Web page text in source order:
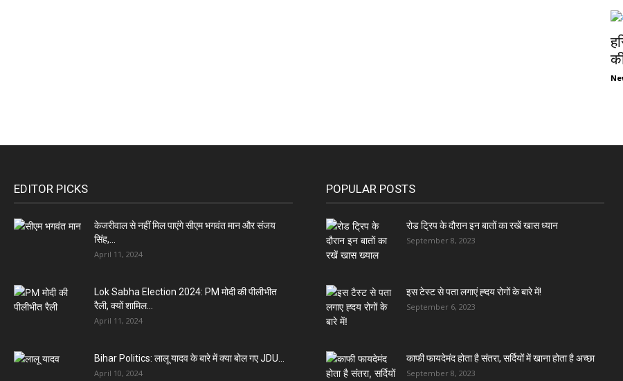
EDITOR PICKS
केजरीवाल से नहीं मिल पाएंगे सीएम भगवंत मान और संजय
सिंह,...
April 11, 2024
Lok Sabha Election 2024: PM मोदी की पीलीभीत
रैली, क्यों शामिल...
April 11, 2024
Bihar Politics: लालू यादव के बारे में क्या बोल गए JDU...
April 10, 2024
POPULAR POSTS
रोड ट्रिप के दौरान इन बातों का रखें खास ध्यान
September 8, 2023
इस टेस्ट से पता लगाएं ह्दय रोगों के बारे में!
September 6, 2023
काफी फायदेमंद होता है संतरा, सर्दियों में खाना होता है अच्छा
September 8, 2023